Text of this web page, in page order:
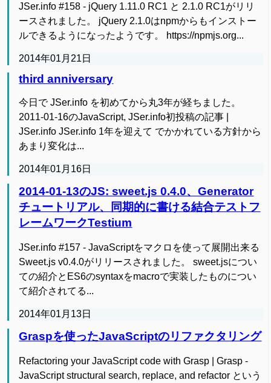
JSer.info #158 - jQuery 1.11.0 RC1 と 2.1.0 RC1がリリ
ースされました。 jQuery 2.1.0はnpmからもインストー
ルできるようになったようです。 https://npmjs.org...
2014年01月21日
third anniversary
今日で JSer.info を初めてから丸3年が経ちました。
2011-01-16のJavaScript, JSer.info初投稿の記事 |
JSer.info JSer.info 1年を迎えて でかかれている方針から
あまり変化は...
2014年01月16日
2014-01-13のJS: sweet.js 0.4.0、Generator
チュートリアル、同期的に書ける結合テストフ
レームワークTestium
JSer.info #157 - JavaScriptをマクロを使って展開出来る
Sweet.js v0.4.0がリリースされました。 sweet.jsについ
ての紹介とES6のsyntaxをmacroで実装したものについ
て紹介されてる...
2014年01月13日
Graspを使ったJavaScriptのリファクタリング
Refactoring your JavaScript code with Grasp | Grasp -
JavaScript structural search, replace, and refactor という